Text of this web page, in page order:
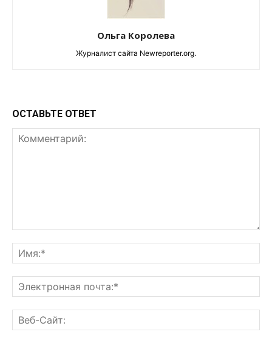
Ольга Королева
Журналист сайта Newreporter.org.
ОСТАВЬТЕ ОТВЕТ